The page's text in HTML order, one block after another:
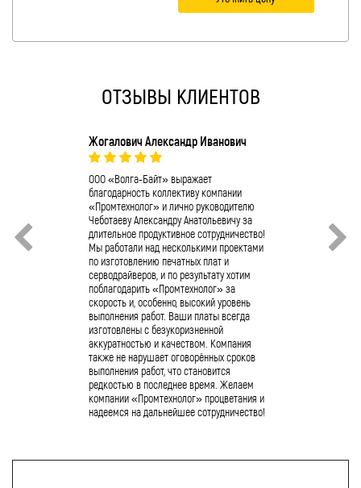
ОТЗЫВЫ КЛИЕНТОВ
Жогалович Александр Иванович
ООО «Волга-Байт» выражает
благодарность коллективу компании
«Промтехнолог» и лично руководителю
Чеботаеву Александру Анатольевичу за
длительное продуктивное сотрудничество!
Мы работали над несколькими проектами
по изготовлению печатных плат и
серводрайверов, и по результату хотим
поблагодарить «Промтехнолог» за
скорость и, особенно, высокий уровень
выполнения работ. Ваши платы всегда
изготовлены с безукоризненной
аккуратностью и качеством. Компания
также не нарушает оговорённых сроков
выполнения работ, что становится
редкостью в последнее время. Желаем
компании «Промтехнолог» процветания и
надеемся на дальнейшее сотрудничество!
4/11/10/400
Полученное